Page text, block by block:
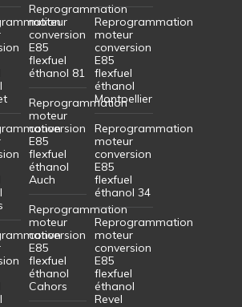
Reprogrammation
moteur
conversion
E85
flexfuel
éthanol 81
Reprogrammation
moteur
conversion
E85
flexfuel
éthanol
Auch
Reprogrammation
moteur
conversion
E85
flexfuel
éthanol
Cahors
Reprogrammation
moteur
conversion
E85
flexfuel
éthanol
Montpellier
Reprogrammation
moteur
conversion
E85
flexfuel
éthanol 34
Reprogrammation
moteur
conversion
E85
flexfuel
éthanol
Revel